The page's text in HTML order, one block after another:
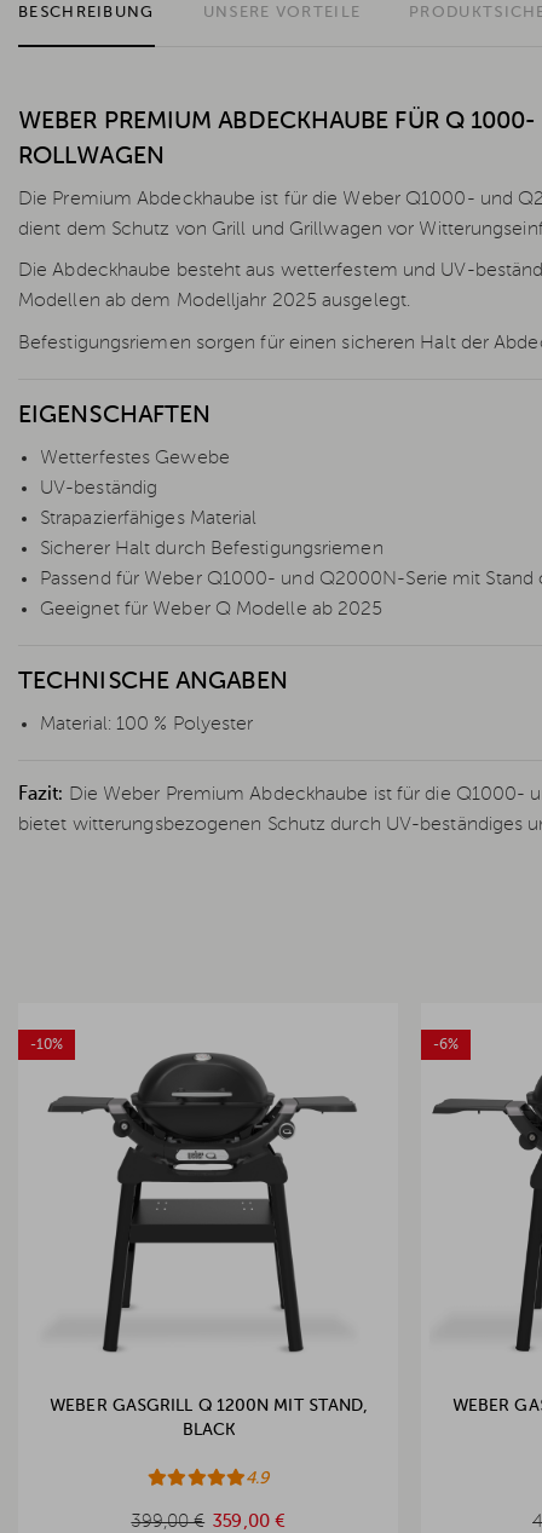
BESCHREIBUNG UNSERE VORTEILE
WEBER PREMIUM ABDECKHAUBE FÜR Q
ROLLWAGEN
Die Premium Abdeckhaube ist für die Weber Q1000- und
dient dem Schutz von Grill und Grillwagen vor
Die Abdeckhaube besteht aus wetterfestem und UV-
Modellen ab dem Modelljahr 2025 ausgelegt.
Befestigungsriemen sorgen für einen sicheren Halt der
EIGENSCHAFTEN
Wetterfestes Gewebe
UV-beständig
Strapazierfähiges Material
Sicherer Halt durch Befestigungsriemen
Passend für Weber Q1000- und Q2000N-Serie mit Stand
Geeignet für Weber Q Modelle ab 2025
TECHNISCHE ANGABEN
Material: 100 % Polyester
Fazit: Die Weber Premium Abdeckhaube ist für die Q1000-
bietet witterungsbezogenen Schutz durch UV-beständiges
-10%
WEBER GASGRILL Q 1200N MIT STAND,
BLACK
4.9
399,00 € 359,00 €
-6%
WEBER